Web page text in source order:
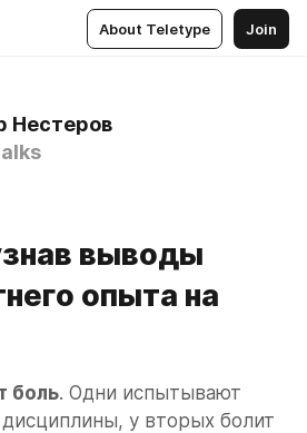
About Teletype Join
Нестеров
выводы
опыта на
боль. Одни испытывают
у вторых болит